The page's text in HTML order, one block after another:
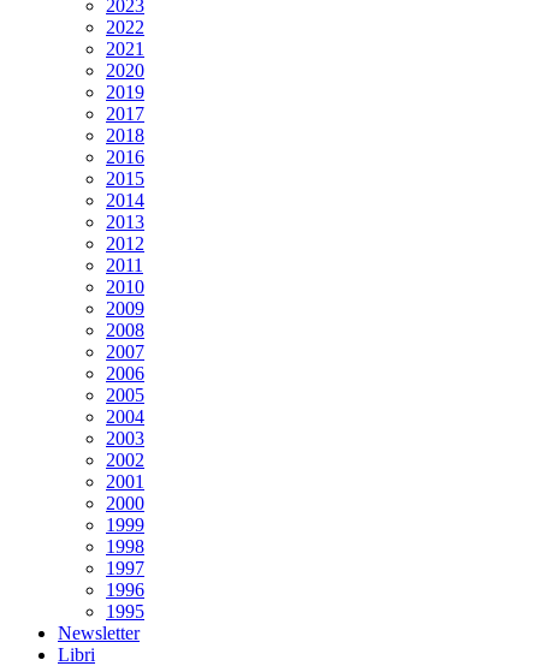
2023
2022
2021
2020
2019
2017
2018
2016
2015
2014
2013
2012
2011
2010
2009
2008
2007
2006
2005
2004
2003
2002
2001
2000
1999
1998
1997
1996
1995
Newsletter
Libri